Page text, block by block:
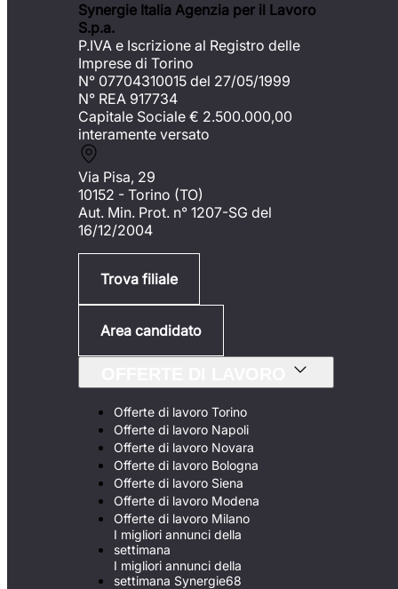
Synergie Italia Agenzia per il Lavoro
S.p.a.
P.IVA e Iscrizione al Registro delle
Imprese di Torino
N° 07704310015 del 27/05/1999
N° REA 917734
Capitale Sociale € 2.500.000,00
interamente versato
Via Pisa, 29
10152 - Torino (TO)
Aut. Min. Prot. n° 1207-SG del
16/12/2004
Trova filiale
Area candidato
Offerte di lavoro Torino
Offerte di lavoro Napoli
Offerte di lavoro Novara
Offerte di lavoro Bologna
Offerte di lavoro Siena
Offerte di lavoro Modena
Offerte di lavoro Milano
I migliori annunci della
settimana
I migliori annunci della
settimana Synergie68